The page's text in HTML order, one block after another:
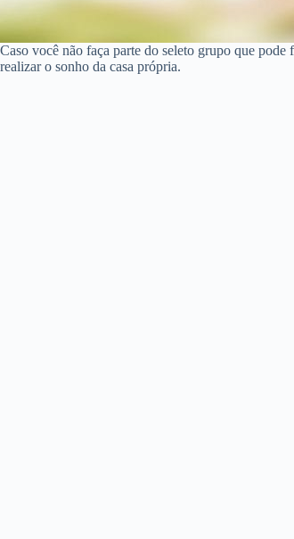
Caso você não faça parte do seleto grupo que
realizar o sonho da casa própria.